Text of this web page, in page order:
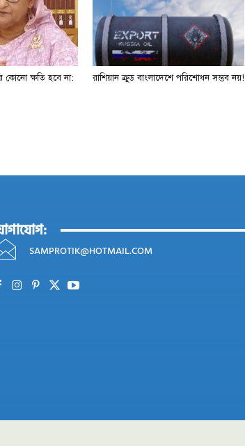
কোনো ক্ষতি হবে না:
রাশিয়ান ক্রুড বাংলাদেশে পরিশোধন সম্ভব নয়!
SAMPROTIK@HOTMAIL.COM